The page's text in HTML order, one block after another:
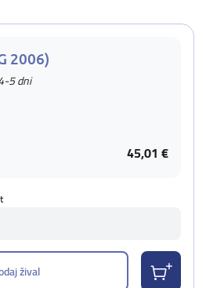
2006)
5 dni
45,01 €
žival